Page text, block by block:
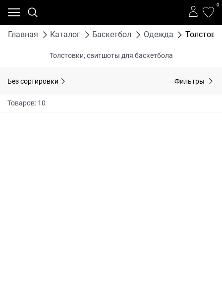
0
Главная Каталог Баскетбол Одежда
Толстовки, свитшоты для баскетбола
Без сортировки Фильтры
Товаров: 10